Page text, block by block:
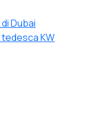
Dubai
tedesca KW